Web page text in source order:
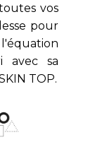
vos
pour
avec sa
TOP.